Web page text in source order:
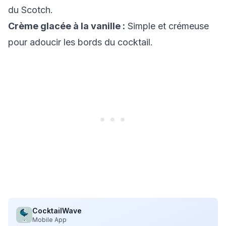
du Scotch.
Crème glacée à la vanille : Simple et crémeuse
pour adoucir les bords du cocktail.
CocktailWave
Mobile App